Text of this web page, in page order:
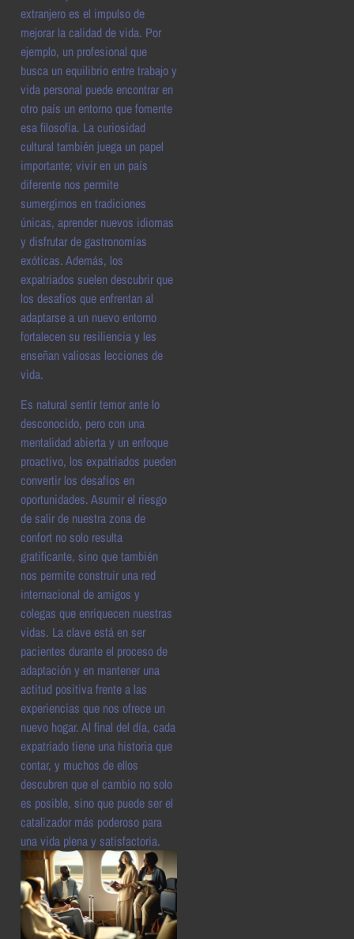
extranjero es el impulso de
mejorar la calidad de vida. Por
ejemplo, un profesional que
busca un equilibrio entre trabajo y
vida personal puede encontrar en
otro país un entorno que fomente
esa filosofía. La curiosidad
cultural también juega un papel
importante; vivir en un país
diferente nos permite
sumergirnos en tradiciones
únicas, aprender nuevos idiomas
y disfrutar de gastronomías
exóticas. Además, los
expatriados suelen descubrir que
los desafíos que enfrentan al
adaptarse a un nuevo entorno
fortalecen su resiliencia y les
enseñan valiosas lecciones de
vida.
Es natural sentir temor ante lo
desconocido, pero con una
mentalidad abierta y un enfoque
proactivo, los expatriados pueden
convertir los desafíos en
oportunidades. Asumir el riesgo
de salir de nuestra zona de
confort no solo resulta
gratificante, sino que también
nos permite construir una red
internacional de amigos y
colegas que enriquecen nuestras
vidas. La clave está en ser
pacientes durante el proceso de
adaptación y en mantener una
actitud positiva frente a las
experiencias que nos ofrece un
nuevo hogar. Al final del día, cada
expatriado tiene una historia que
contar, y muchos de ellos
descubren que el cambio no solo
es posible, sino que puede ser el
catalizador más poderoso para
una vida plena y satisfactoria.